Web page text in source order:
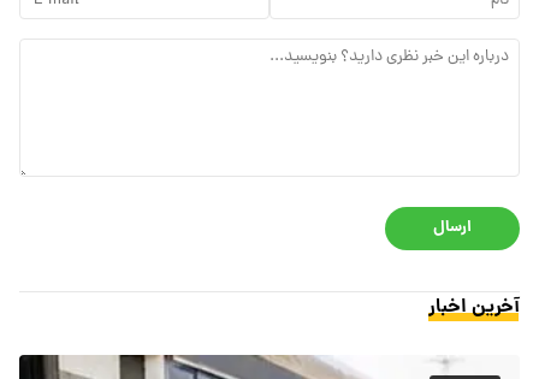
ارسال
آخرین اخبار